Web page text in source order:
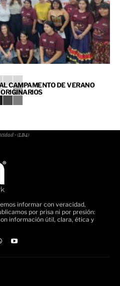
CAMPAMENTO DE VERANO
- (LB4)
informar con veracidad,
por prisa ni por presión:
información útil, clara, ética y